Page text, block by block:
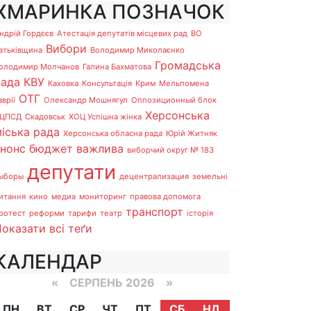
ПОЗНАЧОК
Гордєєв Атестація депутатів місцевих рад ВО
Вибори Володимир Миколаєнко
Молчанов Галина Бахматова Громадська
КВУ Каховка Консультація Крим Мельпомена
ОТГ Олександр Мошнягул Оппозиционный блок
Скадовськ ХОЦ Успішна жінка Херсонська
рада Херсонська обласна рада Юрій Житняк
бюджет важлива виборчий округ № 183
депутати децентрализация земельні
кино медиа мониторинг правова допомога
реформи тарифи театр транспорт історія
всі теґи
« СЕРПЕНЬ 2026 »